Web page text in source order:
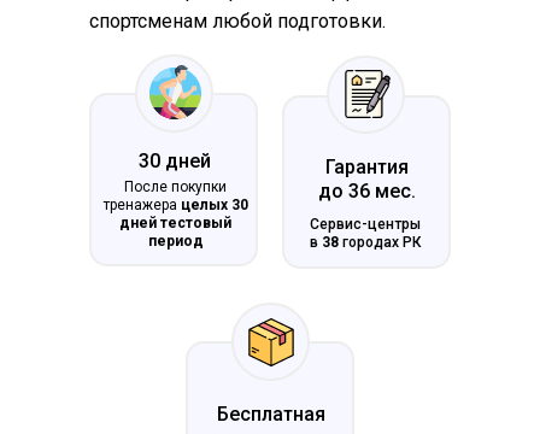
спортсменам любой подготовки.
30 дней
После покупки
тренажера целых 30
дней тестовый
период
Бесплатная
Гарантия
до 36 мес.
Сервис-центры
в 38 городах РК